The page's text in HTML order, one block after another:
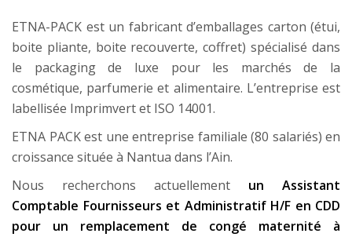
ETNA-PACK est un fabricant d’emballages carton (étui,
boite pliante, boite recouverte, coffret) spécialisé dans
le packaging de luxe pour les marchés de la
cosmétique, parfumerie et alimentaire. L’entreprise est
labellisée Imprimvert et ISO 14001.
ETNA PACK est une entreprise familiale (80 salariés) en
croissance située à Nantua dans l’Ain.
Nous recherchons actuellement un Assistant
Comptable Fournisseurs et Administratif H/F en CDD
pour un remplacement de congé maternité à